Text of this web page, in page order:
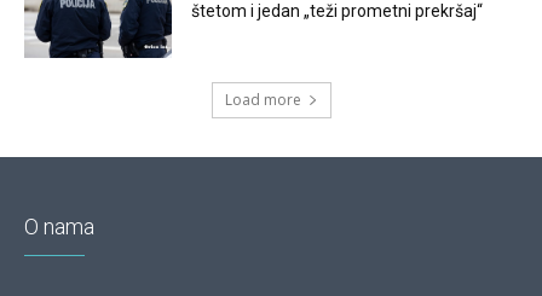
štetom i jedan „teži prometni prekršaj“
Load more
O nama